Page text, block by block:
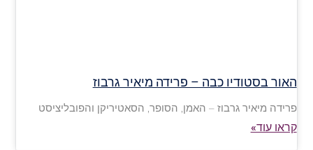
האור בסטודיו כבה – פרידה מיאיר גרבוז
פרידה מיאיר גרבוז – האמן, הסופר, הסאטיריקן והפובליציסט
קראו עוד»